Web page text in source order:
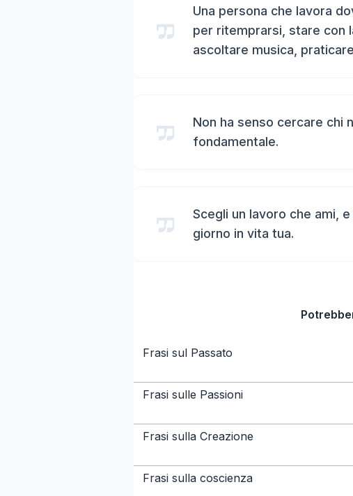
Una persona che lavora
per ritemprarsi, stare con
ascoltare musica,
Non ha senso cercare chi
fondamentale.
Scegli un lavoro che ami,
giorno in vita tua.
Frasi sul Passato
Frasi sulle Passioni
Frasi sulla Creazione
Frasi sulla coscienza